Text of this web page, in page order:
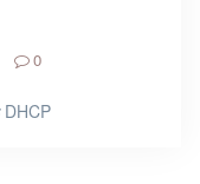
0
DHCP